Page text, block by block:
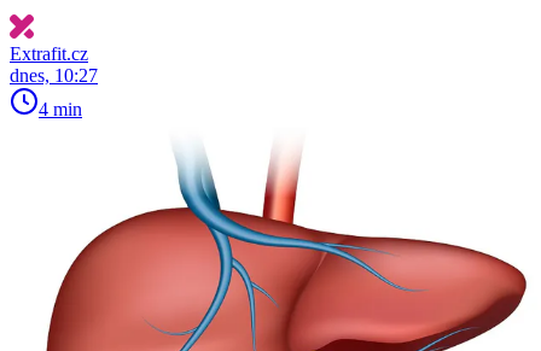
Extrafit.cz
dnes, 10:27
4 min